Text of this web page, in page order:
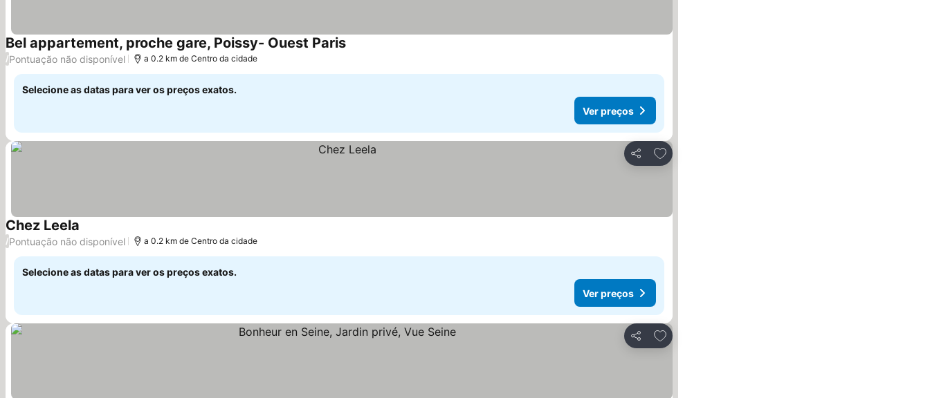
Bel appartement, proche gare, Poissy- Ouest ParisVer preços
/Pontuação não disponível a 0.2 km de Centro da cidade
Selecione as datas para ver os preços exatos.
Ver preços
Partilhar
Adicionar aos favoritos
Chez Leela
/Pontuação não disponível a 0.2 km de Centro da cidade
Selecione as datas para ver os preços exatos.
Ver preços
Partilhar
Adicionar aos favoritos